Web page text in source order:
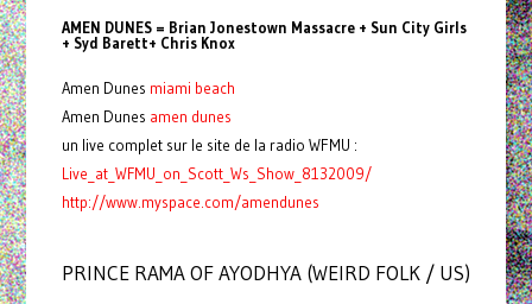
AMEN DUNES = Brian Jonestown Massacre + Sun City Girls
+ Syd Barett+ Chris Knox
Amen Dunes miami beach
Amen Dunes amen dunes
un live complet sur le site de la radio WFMU :
Live_at_WFMU_on_Scott_Ws_Show_8132009/
http://www.myspace.com/amendunes
PRINCE RAMA OF AYODHYA (WEIRD FOLK / US)